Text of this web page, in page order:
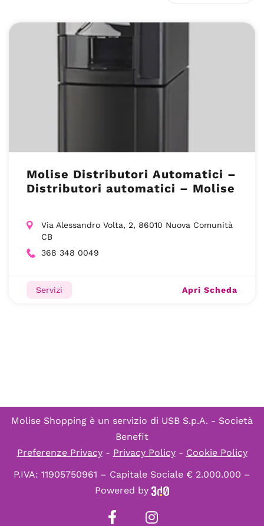
Molise Distributori Automatici –
Distributori automatici – Molise
Via Alessandro Volta, 2, 86010 Nuova Comunità
CB
368 348 0049
Servizi Apri Scheda
Molise Shopping è un servizio di USB S.p.A. - Società
Benefit
Preferenze Privacy- Privacy Policy- Cookie Policy
P.IVA: 11905750961 – Capitale Sociale € 2.000.000 –
Powered by